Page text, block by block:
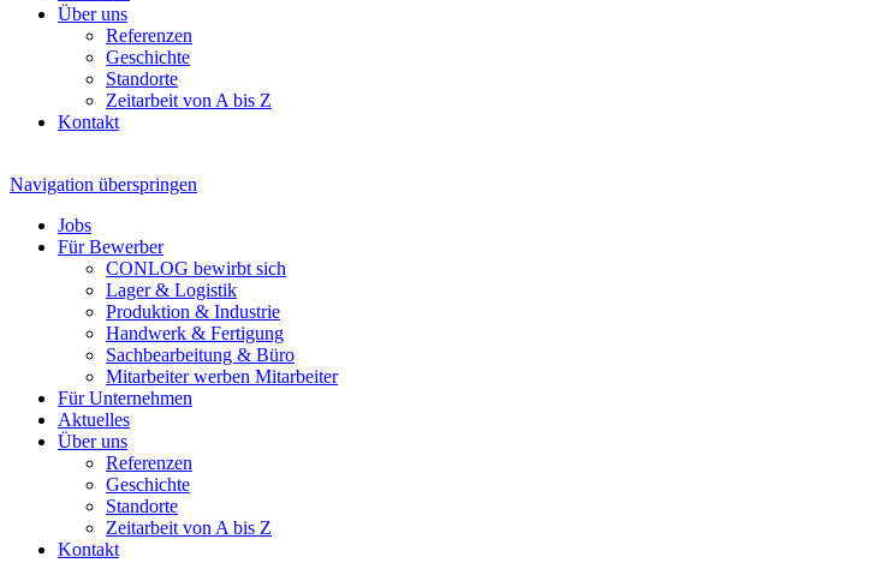
Über uns
Referenzen
Geschichte
Standorte
Zeitarbeit von A bis Z
Kontakt
Navigation überspringen
Jobs
Für Bewerber
CONLOG bewirbt sich
Lager & Logistik
Produktion & Industrie
Handwerk & Fertigung
Sachbearbeitung & Büro
Mitarbeiter werben Mitarbeiter
Für Unternehmen
Aktuelles
Über uns
Referenzen
Geschichte
Standorte
Zeitarbeit von A bis Z
Kontakt